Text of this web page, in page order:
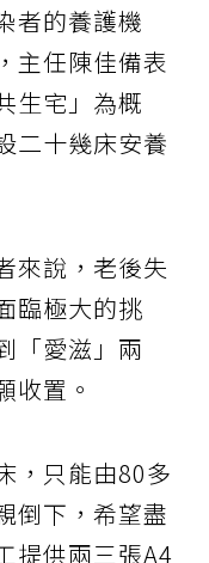
者的養護機
主任陳佳備表
生宅」為概
二十幾床安養
來說，老後失
臨極大的挑
「愛滋」兩
收置。
，只能由80多
倒下，希望盡
提供兩三張A4